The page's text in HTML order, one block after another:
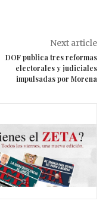
Next article
DOF publica tres reformas
electorales y judiciales
impulsadas por Morena